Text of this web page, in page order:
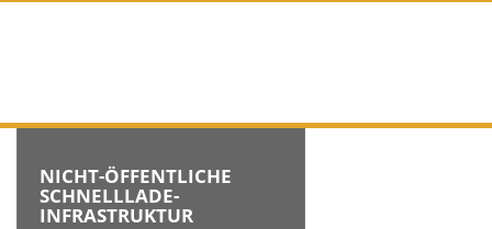
NICHT-ÖFFENTLICHE
SCHNELLLADE-
INFRASTRUKTUR